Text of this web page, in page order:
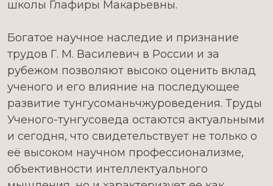
школы Глафиры Макарьевны.
Богатое научное наследие и признание
трудов Г. М. Василевич в России и за
рубежом позволяют высоко оценить вклад
ученого и его влияние на последующее
развитие тунгусоманьчжуроведения. Труды
Ученого-тунгусоведа остаются актуальными
и сегодня, что свидетельствует не только о
её высоком научном профессионализме,
объективности интеллектуального